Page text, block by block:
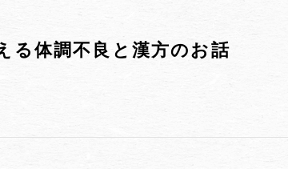
る体調不良と漢方のお話